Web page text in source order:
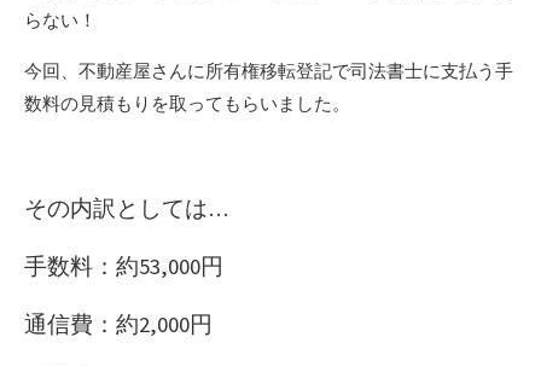
らない！
今回、不動産屋さんに所有権移転登記で司法書士に支払う手
数料の見積もりを取ってもらいました。
その内訳としては…
手数料：約53,000円
通信費：約2,000円